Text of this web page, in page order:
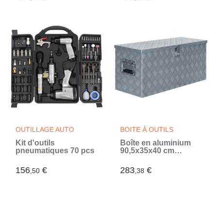
OUTILLAGE AUTO
Kit d'outils
pneumatiques 70 pcs
156,50 €
BOITE À OUTILS
Boîte en aluminium
90,5x35x40 cm
283,38 €